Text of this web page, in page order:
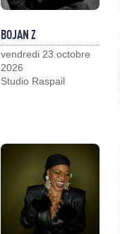
BOJAN Z
vendredi 23 octobre
2026
Studio Raspail